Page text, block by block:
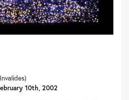
10th, 2002